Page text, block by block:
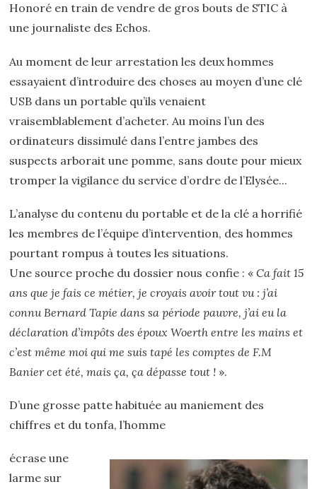
Honoré en train de vendre de gros bouts de STIC à
une journaliste des Echos.
Au moment de leur arrestation les deux hommes
essayaient d’introduire des choses au moyen d’une clé
USB dans un portable qu’ils venaient
vraisemblablement d’acheter. Au moins l’un des
ordinateurs dissimulé dans l’entre jambes des
suspects arborait une pomme, sans doute pour mieux
tromper la vigilance du service d’ordre de l’Elysée...
L’analyse du contenu du portable et de la clé a horrifié
les membres de l’équipe d’intervention, des hommes
pourtant rompus à toutes les situations.
Une source proche du dossier nous confie : « Ca fait 15
ans que je fais ce métier, je croyais avoir tout vu : j’ai
connu Bernard Tapie dans sa période pauvre, j’ai eu la
déclaration d’impôts des époux Woerth entre les mains et
c’est même moi qui me suis tapé les comptes de F.M
Banier cet été, mais ça, ça dépasse tout !».
D’une grosse patte habituée au maniement des
chiffres et du tonfa, l’homme
écrase une
larme sur